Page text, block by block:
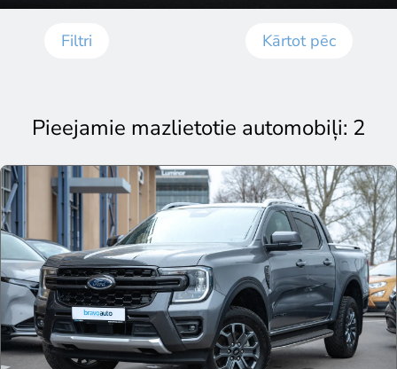
Filtri Kārtot pēc
‎Pieejamie mazlietotie automobiļi: 2